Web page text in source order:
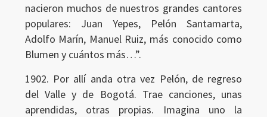
nacieron muchos de nuestros grandes cantores
populares: Juan Yepes, Pelón Santamarta,
Adolfo Marín, Manuel Ruiz, más conocido como
Blumen y cuántos más…”.
1902. Por allí anda otra vez Pelón, de regreso
del Valle y de Bogotá. Trae canciones, unas
aprendidas, otras propias. Imagina uno la